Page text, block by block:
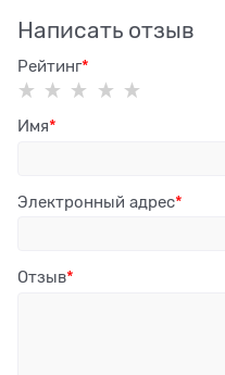
Написать отзыв
Рейтинг
Имя
Электронный адрес
Отзыв